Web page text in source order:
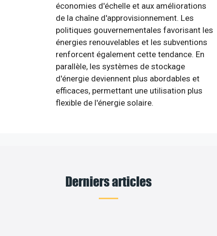
économies d'échelle et aux améliorations
de la chaîne d'approvisionnement. Les
politiques gouvernementales favorisant les
énergies renouvelables et les subventions
renforcent également cette tendance. En
parallèle, les systèmes de stockage
d'énergie deviennent plus abordables et
efficaces, permettant une utilisation plus
flexible de l'énergie solaire.
Derniers articles